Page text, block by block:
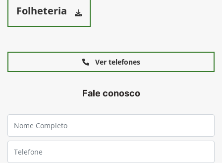
Folheteria
Ver telefones
Fale conosco